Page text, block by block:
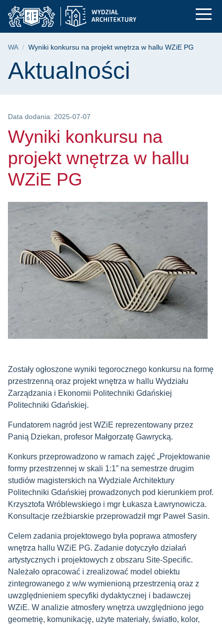
Przejdź
do
menu
Przejdź
do
wyszukiwarki
Przejdź
do
treści
Wyniki konkursu na
Ścieżka nawigacyjna
WA Wyniki konkursu na projekt wnętrza w hallu WZiE PG
Treść strony
Aktualności
Data dodania: 2025-07-07
Wyniki konkursu na
projekt wnętrza w hallu
WZiE PG
Zostały ogłoszone wyniki tegorocznego konkursu na formę
przestrzenną oraz projekt wnętrza w hallu Wydziału
Zarządzania i Ekonomii Politechniki Gdańskiej
Politechniki Gdańskiej.
Fundatorem nagród jest WZiE reprezentowany przez
Panią Dziekan, profesor Małgorzatę Gawrycką.
Konkurs przeprowadzono w ramach zajęć „Projektowanie
formy przestrzennej w skali 1:1” na semestrze drugim
studiów magisterskich na Wydziale Architektury
Politechniki Gdańskiej prowadzonych pod kierunkiem prof.
Krzysztofa Wróblewskiego i mgr Łukasza Ławrynowicza.
Konsultacje rzeźbiarskie przeprowadził mgr Paweł Sasin.
Celem zadania projektowego była poprawa atmosfery
wnętrza hallu WZiE PG. Zadanie dotyczyło działań
artystycznych i projektowych z obszaru Site-Specific.
Należało opracować i zrealizować model obiektu
zintegrowanego z w/w wymienioną przestrzenią oraz z
uwzględnieniem specyfiki dydaktycznej i badawczej
WZiE. W analizie atmosfery wnętrza uwzględniono jego
geometrię, komunikację, użyte materiały, światło, kolor,